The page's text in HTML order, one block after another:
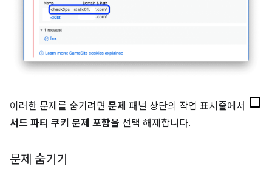
이러한 문제를 숨기려면 문제 패널 상단의 작업 표시줄에서
서드 파티 쿠키 문제 포함을 선택 해제합니다.
문제 숨기기